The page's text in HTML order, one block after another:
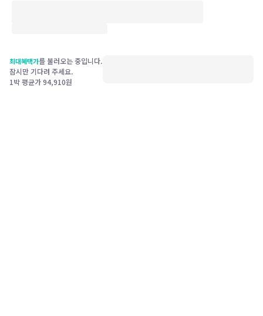
최대혜택가를 불러오는 중입니다.
잠시만 기다려 주세요.
1박 평균가94,910원